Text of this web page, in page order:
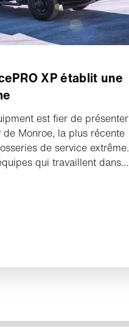
XP établit une
est fier de présenter
de Monroe, la plus récente
de service extrême.
qui travaillent dans